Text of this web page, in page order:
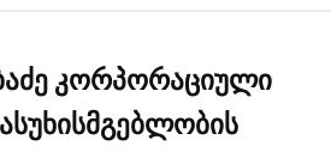
კორპორაციული